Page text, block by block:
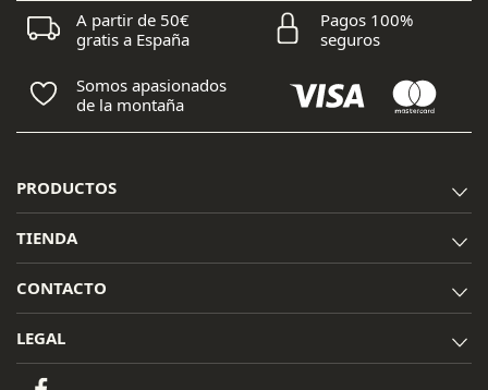
A partir de 50€
gratis a España
Pagos 100%
seguros
Somos apasionados
de la montaña
PRODUCTOS
TIENDA
CONTACTO
LEGAL